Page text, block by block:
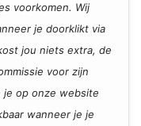
voorkomen. Wij
je doorklikt via
jou niets extra, de
voor zijn
je op onze website
wanneer je je